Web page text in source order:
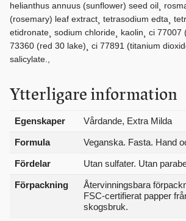
helianthus annuus (sunflower) seed oil¸
(rosemary) leaf extract¸ tetrasodium edta¸
etidronate¸ sodium chloride¸ kaolin¸ ci 77007
73360 (red 30 lake)¸ ci 77891 (titanium
salicylate.,
Ytterligare information
Egenskaper Vårdande, Extra Milda
Formula Veganska. Fasta. Hand
Fördelar Utan sulfater. Utan
Förpackning
Återvinningsbara
FSC-certifierat papper
skogsbruk.